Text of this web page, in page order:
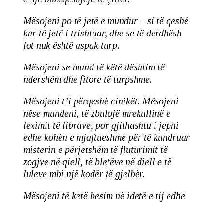
Mësojeni po të jetë e mundur – si të qeshë
kur të jetë i trishtuar, dhe se të derdhësh
lot nuk është aspak turp.
Mësojeni se mund të këtë dështim të
ndershëm dhe fitore të turpshme.
Mësojeni t’i përqeshë cinikët. Mësojeni
nëse mundeni, të zbulojë mrekullinë e
leximit të librave, por gjithashtu i jepni
edhe kohën e mjaftueshme për të kundruar
misterin e përjetshëm të fluturimit të
zogjve në qiell, të bletëve në diell e të
luleve mbi një kodër të gjelbër.
Mësojeni të ketë besim në idetë e tij edhe